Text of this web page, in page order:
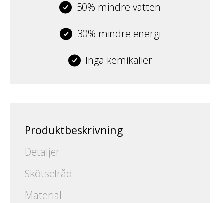
50% mindre vatten
30% mindre energi
Inga kemikalier
Produktbeskrivning
Detaljer
Skötselråd
Material